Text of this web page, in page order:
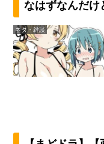
なはずなんだ
ネタ・雑談